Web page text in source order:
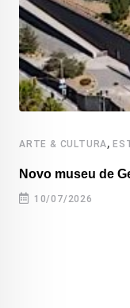
ARTE & CULTURA,
Novo museu de
10/07/2026